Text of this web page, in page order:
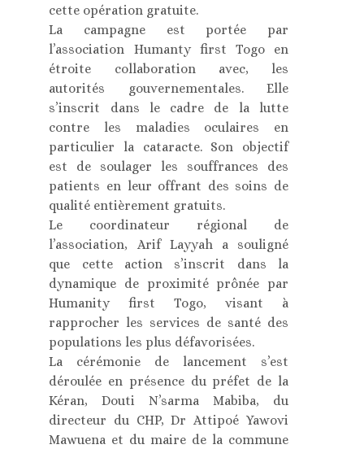
cette opération gratuite.
La campagne est portée par
l’association Humanty first Togo en
étroite collaboration avec, les
autorités gouvernementales. Elle
s’inscrit dans le cadre de la lutte
contre les maladies oculaires en
particulier la cataracte. Son objectif
est de soulager les souffrances des
patients en leur offrant des soins de
qualité entièrement gratuits.
Le coordinateur régional de
l’association, Arif Layyah a souligné
que cette action s’inscrit dans la
dynamique de proximité prônée par
Humanity first Togo, visant à
rapprocher les services de santé des
populations les plus défavorisées.
La cérémonie de lancement s’est
déroulée en présence du préfet de la
Kéran, Douti N’sarma Mabiba, du
directeur du CHP, Dr Attipoé Yawovi
Mawuena et du maire de la commune